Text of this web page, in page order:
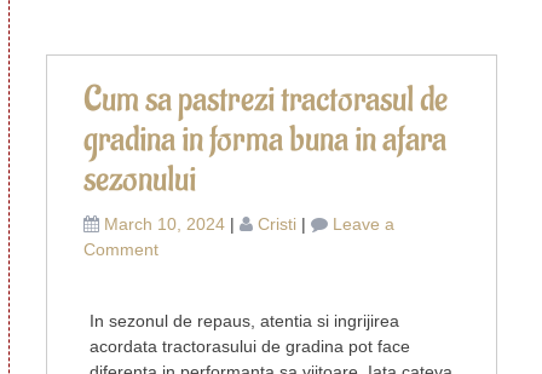
Cum sa pastrezi tractorasul de
gradina in forma buna in afara
sezonului
March 10, 2024 | Cristi |
Leave a
Commenton
pastrezi
tractorasul
In sezonul de repaus, atentia si ingrijirea
acordata tractorasului de gradina pot face